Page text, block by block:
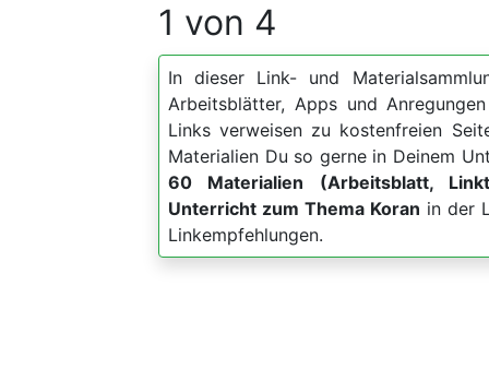
1 von 4
In dieser Link- und
Arbeitsblätter, Apps und
Links verweisen zu kostenfreien
Materialien Du so gerne in Deinem
60 Materialien (Arbeitsblatt,
Unterricht zum Thema Koran in der
Linkempfehlungen.